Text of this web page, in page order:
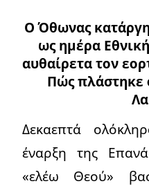
Ο Όθωνας
ως ημέρα
αυθαίρετα τον
Πώς πλάστηκε
Δεκαεπτά
έναρξη της
«ελέω Θεού»